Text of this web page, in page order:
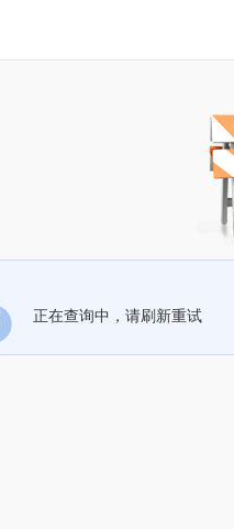
正在查询中，请刷新重试